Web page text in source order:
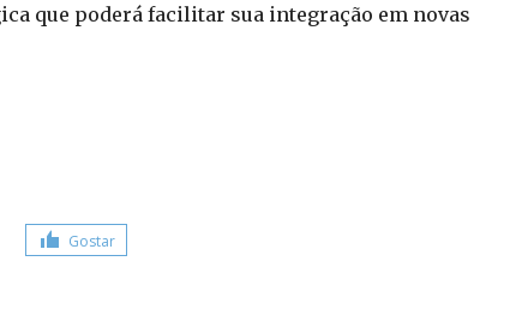
que poderá facilitar sua integração em novas
Gostar